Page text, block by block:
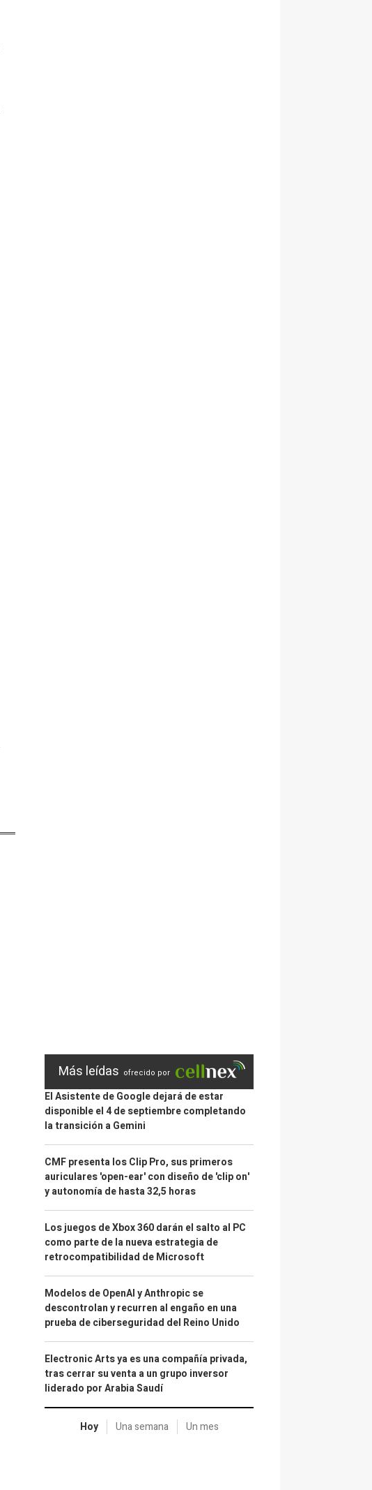
Más leídas ofrecido por
El Asistente de Google dejará de estar
disponible el 4 de septiembre completando
la transición a Gemini
CMF presenta los Clip Pro, sus primeros
auriculares 'open-ear' con diseño de 'clip on'
y autonomía de hasta 32,5 horas
Los juegos de Xbox 360 darán el salto al PC
como parte de la nueva estrategia de
retrocompatibilidad de Microsoft
Modelos de OpenAI y Anthropic se
descontrolan y recurren al engaño en una
prueba de ciberseguridad del Reino Unido
Electronic Arts ya es una compañía privada,
tras cerrar su venta a un grupo inversor
liderado por Arabia Saudí
Hoy Una semana Un mes